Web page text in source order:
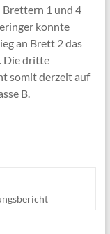
Brettern 1 und 4
konnte
an Brett 2 das
Die dritte
somit derzeit auf
B.